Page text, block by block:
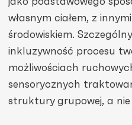
własnym ciałem, z
środowiskiem.
inkluzywność procesu
możliwościach
sensorycznych
struktury grupowej, a nie